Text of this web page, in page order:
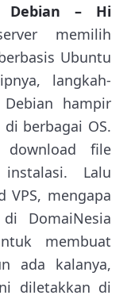
Debian – Hi
memilih
Ubuntu
langkah-
hampir
berbagai OS.
download file
Lalu
VPS, mengapa
DomaiNesia
membuat
ada kalanya,
diletakkan di